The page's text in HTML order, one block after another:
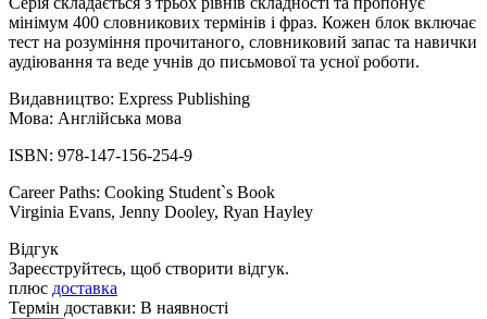
мінімум 400 словникових термінів і фраз. Кожен блок включає
тест на розуміння прочитаного, словниковий запас та навички
аудіювання та веде учнів до письмової та усної роботи.
Видавництво: Express Publishing
Мова: Англійська мова
ISBN: 978-147-156-254-9
Career Paths: Cooking Student`s Book
Virginia Evans, Jenny Dooley, Ryan Hayley
Відгук
Зареєструйтесь, щоб створити відгук.
плюс доставка
Термін доставки: В наявності